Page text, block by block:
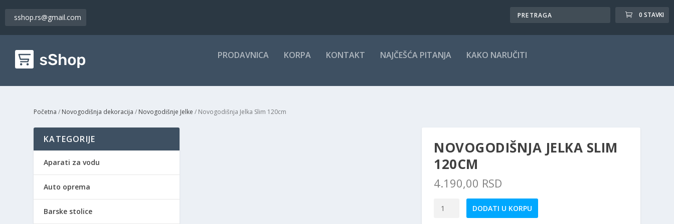
sshop.rs@gmail.com 0 STAVKI
PRODAVNICA KORPA KONTAKT NAJČEŠĆA PITANJA KAKO NARUČITI
Početna / Novogodišnja dekoracija / Novogodišnje Jelke / Novogodišnja Jelka Slim 120cm
NOVOGODIŠNJA JELKA SLIM
120CM
4.190,00 RSD
NovogodišnjaDODATI U KORPU
KATEGORIJE
Aparati za vodu
Auto oprema
Barske stolice